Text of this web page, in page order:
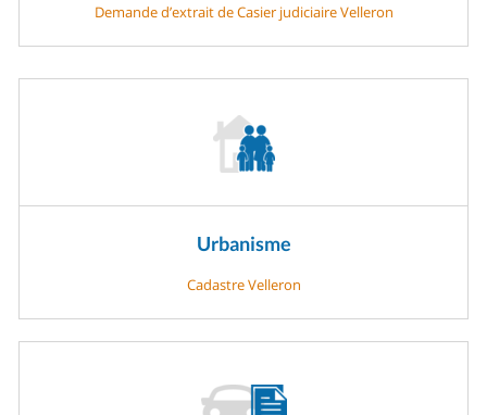
Demande d’extrait de Casier judiciaire Velleron
Urbanisme
Cadastre Velleron